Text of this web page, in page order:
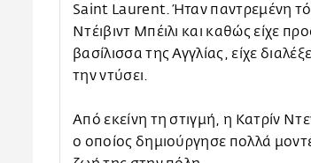
Saint Laurent. Ήταν παντρεμένη
Ντέιβιντ Μπέιλι και καθώς είχε
βασίλισσα της Αγγλίας, είχε
την ντύσει.
Από εκείνη τη στιγμή, η Κατρίν
ο οποίος δημιούργησε πολλά